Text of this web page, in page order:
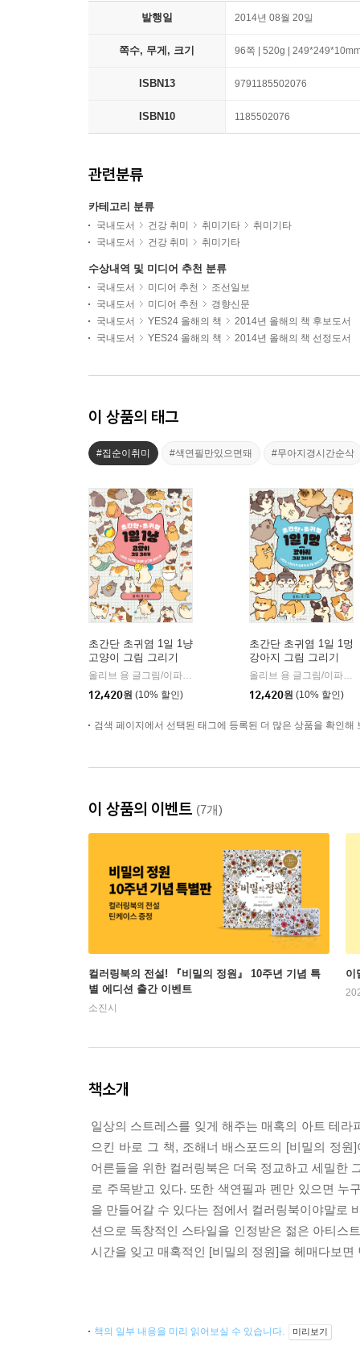
발행일 2014년 08월 20일
쪽수, 무게, 크기 96쪽 | 520g |
ISBN13 9791185502076
ISBN10 1185502076
관련분류
카테고리 분류
국내도서 건강 취미 취미기타
취미기타
국내도서
건강 취미 취미기타
수상내역 및 미디어 추천 분류
국내도서 미디어 추천
조선일보
국내도서
미디어 추천
경향신문
국내도서
YES24 올해의 책
2014년 올해의 책 후보도서
국내도서
YES24 올해의 책 2014년 올해의 책 선정도서
이 상품의 태그
#집순이취미 #색연필만있으면돼 #무아지경시간순삭
초간단 초귀염 1일 1냥
고양이 그림 그리기
올리브 용 글그림/이파정 역
청어람미디어
12,420원 (10% 할인)
초간단 초귀염 1일 1멍
강아지 그림 그리기
올리브 용 글그림/이파정 역
12,420원 (10% 할인)
검색 페이지에서 선택된 태그에 등록된 더 많은 상품을 확인해
이 상품의 이벤트 (7개)
컬러링북의 전설! 『비밀의 정원』 10주년 기념 특
별 에디션 출간 이벤트
소진시
이
책소개
일상의 스트레스를 잊게 해주는 매혹의 아트 테라
으킨 바로 그 책, 조해너 배스포드의 [비밀의 정
어른들을 위한 컬러링북은 더욱 정교하고 세밀한
로 주목받고 있다. 또한 색연필과 펜만 있으면 누
을 만들어갈 수 있다는 점에서 컬러링북이야말로
션으로 독창적인 스타일을 인정받은 젊은 아티스
시간을 잊고 매혹적인 [비밀의 정원]을 헤매다보
책의 일부 내용을 미리 읽어보실 수 있습니다. 미리보기